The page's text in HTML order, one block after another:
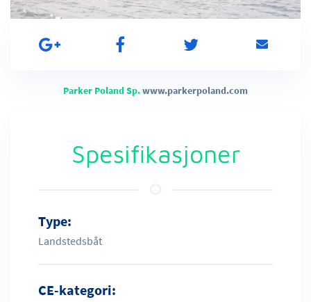
Parker Poland Sp.www.parkerpoland.com
Spesifikasjoner
Type:
Landstedsbåt
CE-kategori: